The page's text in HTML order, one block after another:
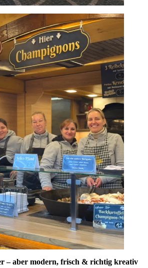
– aber modern, frisch & richtig kreativ